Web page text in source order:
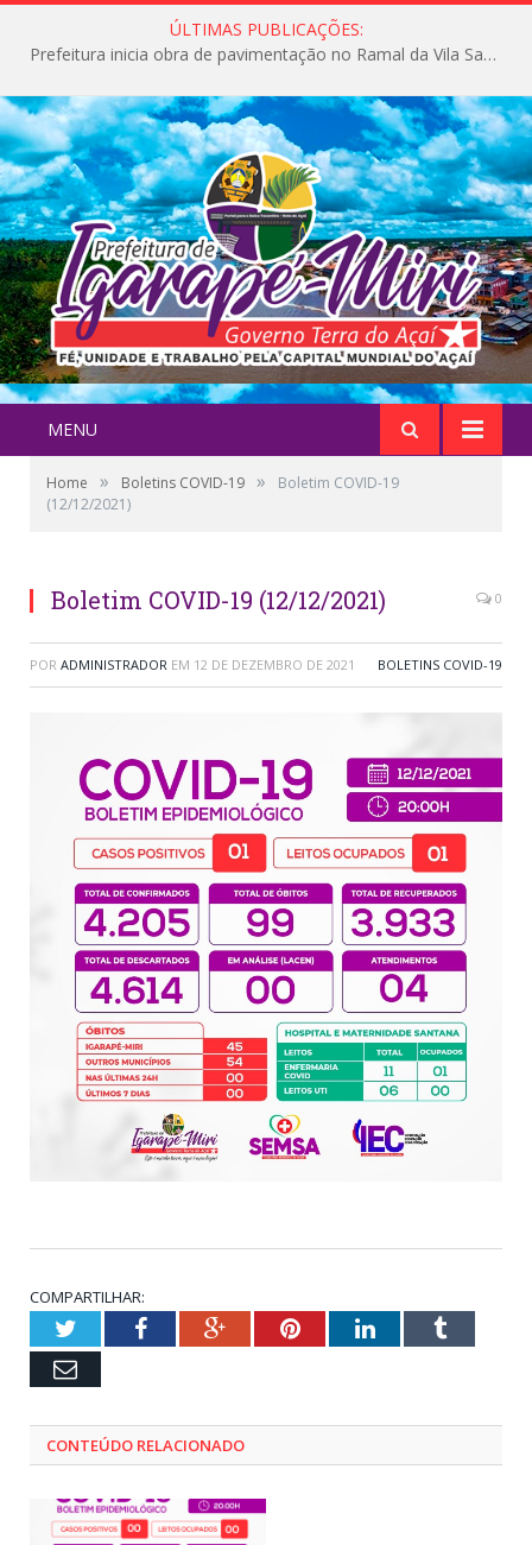
ÚLTIMAS PUBLICAÇÕES:
Prefeitura inicia obra de pavimentação no Ramal da Vila Santa Maria do Icatu
MENU
Home » Boletins COVID-19 »
Boletim COVID-19
(12/12/2021)
Boletim COVID-19 (12/12/2021) 0
POR ADMINISTRADOR EM 12 DE DEZEMBRO DE 2021 BOLETINS COVID-19
COMPARTILHAR:
TwitterFacebookGoogle+PinterestLinkedInTumblr
Email
CONTEÚDO RELACIONADO